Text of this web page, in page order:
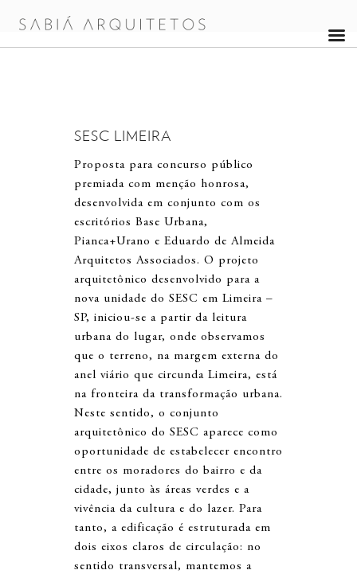
SESC LIMEIRA
Proposta para concurso público
premiada com menção honrosa,
desenvolvida em conjunto com os
escritórios Base Urbana,
Pianca+Urano e Eduardo de Almeida
Arquitetos Associados. O projeto
arquitetônico desenvolvido para a
nova unidade do SESC em Limeira –
SP, iniciou-se a partir da leitura
urbana do lugar, onde observamos
que o terreno, na margem externa do
anel viário que circunda Limeira, está
na fronteira da transformação urbana.
Neste sentido, o conjunto
arquitetônico do SESC aparece como
oportunidade de estabelecer encontro
entre os moradores do bairro e da
cidade, junto às áreas verdes e a
vivência da cultura e do lazer. Para
tanto, a edificação é estruturada em
dois eixos claros de circulação: no
sentido transversal, mantemos a